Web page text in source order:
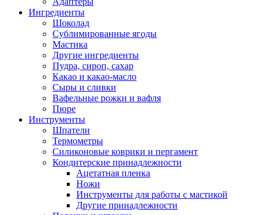
Ингредиенты
Шоколад
Сублимированные ягоды
Мастика
Другие ингредиенты
Пудра, сироп, сахар
Какао и какао-масло
Сыры и сливки
Вафельные рожки и вафля
Пюре
Инструменты
Шпатели
Термометры
Силиконовые коврики и пергамент
Кондитерские принадлежности
Ацетатная пленка
Ножи
Инструменты для работы с мастикой
Другие принадлежности